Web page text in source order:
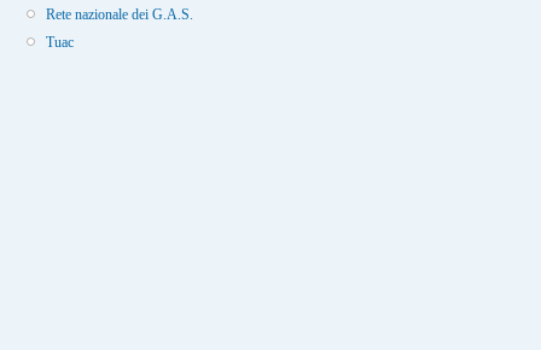
Rete nazionale dei G.A.S.
Tuac